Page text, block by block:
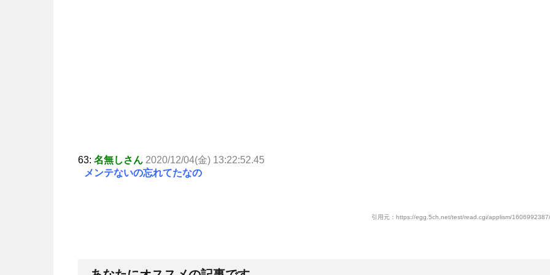
63: 名無しさん 2020/12/04(金) 13:22:52.45
メンテないの忘れてたなの
引用元：https://egg.5ch.net/test/read.cgi/applism/1606992387/